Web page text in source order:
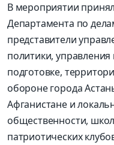
В мероприятии
Департамента по
представители
политики,
подготовке,
обороне города
Афганистане и
общественности,
патриотических